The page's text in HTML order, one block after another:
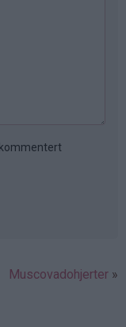
Muscovadohjerter